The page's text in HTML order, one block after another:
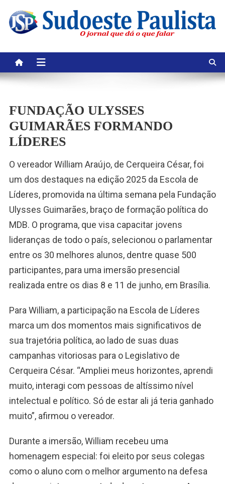
content
FUNDAÇÃO ULYSSES
GUIMARÃES FORMANDO
LÍDERES
O vereador William Araújo, de Cerqueira César, foi
um dos destaques na edição 2025 da Escola de
Líderes, promovida na última semana pela Fundação
Ulysses Guimarães, braço de formação política do
MDB. O programa, que visa capacitar jovens
lideranças de todo o país, selecionou o parlamentar
entre os 30 melhores alunos, dentre quase 500
participantes, para uma imersão presencial
realizada entre os dias 8 e 11 de junho, em Brasília.
Para William, a participação na Escola de Líderes
marca um dos momentos mais significativos de
sua trajetória política, ao lado de suas duas
campanhas vitoriosas para o Legislativo de
Cerqueira César. “Ampliei meus horizontes, aprendi
muito, interagi com pessoas de altíssimo nível
intelectual e político. Só de estar ali já teria ganhado
muito”, afirmou o vereador.
Durante a imersão, William recebeu uma
homenagem especial: foi eleito por seus colegas
como o aluno com o melhor argumento na defesa